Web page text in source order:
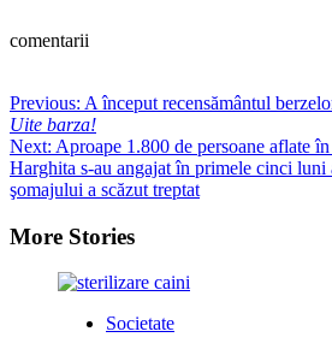
comentarii
Post
navigation
Previous: A început recensământul
Uite barza!
Next: Aproape 1.800 de persoane aflate
Harghita s-au angajat în primele cinci luni
şomajului a scăzut treptat
More Stories
Societate